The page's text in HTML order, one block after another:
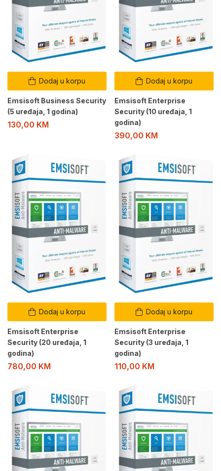
Dodaj u korpu
Emsisoft Business Security
(5 uređaja, 1 godina)
130,00 KM
Dodaj u korpu
Emsisoft Enterprise
Security (10 uređaja, 1
godina)
390,00 KM
Dodaj u korpu
Emsisoft Enterprise
Security (20 uređaja, 1
godina)
780,00 KM
Dodaj u korpu
Emsisoft Enterprise
Security (3 uređaja, 1
godina)
110,00 KM